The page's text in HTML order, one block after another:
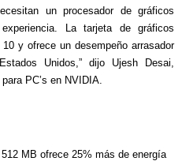
un procesador de gráficos
La tarjeta de gráficos
y ofrece un desempeño arrasador
Unidos,” dijo Ujesh Desai,
PC’s en NVIDIA.
MB ofrece 25% más de energía